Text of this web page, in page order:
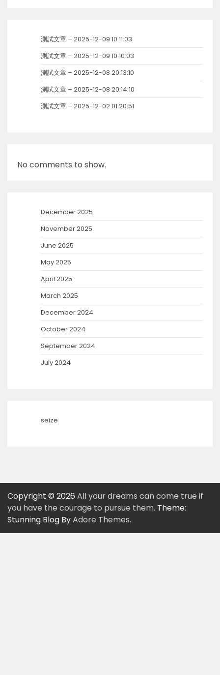
測試文章 – 2025-12-09 10:11:03
測試文章 – 2025-12-09 10:10:03
測試文章 – 2025-12-08 20:13:10
測試文章 – 2025-12-08 20:14:10
測試文章 – 2025-12-02 01:20:51
No comments to show.
December 2025
November 2025
June 2025
May 2025
April 2025
March 2025
December 2024
October 2024
September 2024
July 2024
seize
Copyright © 2026 All your dreams can come true if
you have the courage to pursue them. Theme:
Stunning Blog ByAdore Themes.